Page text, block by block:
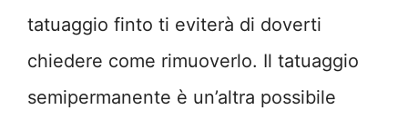
tatuaggio finto ti eviterà di doverti
chiedere come rimuoverlo. Il tatuaggio
semipermanente è un’altra possibile